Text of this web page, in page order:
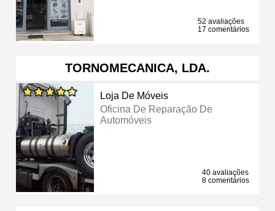
52 avaliações
17 comentários
TORNOMECANICA, LDA.
Loja De Móveis
Oficina De Reparação De
Automóveis
40 avaliações
8 comentários